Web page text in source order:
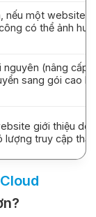
nếu một website
có thể ảnh
(nâng cấp
sang gói cao
giới thiệu
lượng truy cập